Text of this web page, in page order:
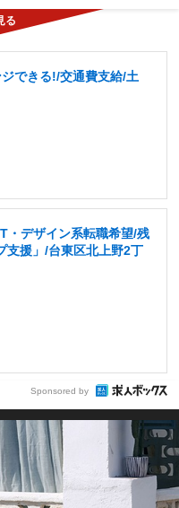
できる!/交通費支給/土
・デザイン系転職希望/残
支援」/台東区北上野2丁
Sponsored by